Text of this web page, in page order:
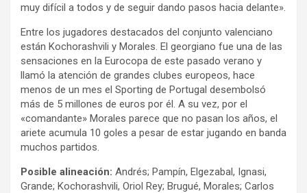
muy difícil a todos y de seguir dando pasos hacia delante».
Entre los jugadores destacados del conjunto valenciano
están Kochorashvili y Morales. El georgiano fue una de las
sensaciones en la Eurocopa de este pasado verano y
llamó la atención de grandes clubes europeos, hace
menos de un mes el Sporting de Portugal desembolsó
más de 5 millones de euros por él. A su vez, por el
«comandante» Morales parece que no pasan los años, el
ariete acumula 10 goles a pesar de estar jugando en banda
muchos partidos.
Posible alineación: Andrés; Pampín, Elgezabal, Ignasi,
Grande; Kochorashvili, Oriol Rey; Brugué, Morales; Carlos